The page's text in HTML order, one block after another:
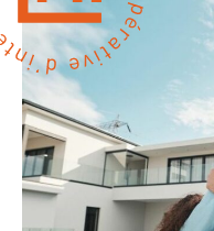
Financez votre projet